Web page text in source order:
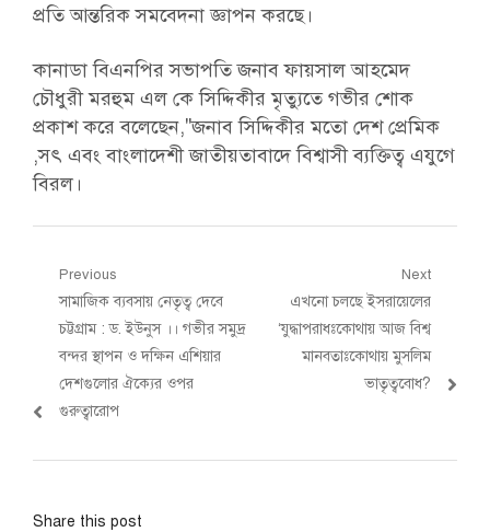
প্রতি আন্তরিক সমবেদনা জ্ঞাপন করছে।
কানাডা বিএনপির সভাপতি জনাব ফায়সাল আহমেদ
চৌধুরী মরহুম এল কে সিদ্দিকীর মৃত্যুতে গভীর শোক
প্রকাশ করে বলেছেন,"জনাব সিদ্দিকীর মতো দেশ প্রেমিক
,সৎ এবং বাংলাদেশী জাতীয়তাবাদে বিশ্বাসী ব্যক্তিত্ব এযুগে
বিরল।
Post
navigation
Previous
Previous
post:
সামাজিক ব্যবসায় নেতৃত্ব দেবে
চট্টগ্রাম : ড. ইউনুস ।। গভীর সমুদ্র
বন্দর স্থাপন ও দক্ষিন এশিয়ার
দেশগুলোর ঐক্যের ওপর
গুরুত্বারোপ
Next
Next
post:
এখনো চলছে ইসরায়েলের
‘যুদ্ধাপরাধঃকোথায় আজ বিশ্ব
মানবতাঃকোথায় মুসলিম
ভাতৃত্ববোধ?
Share this post